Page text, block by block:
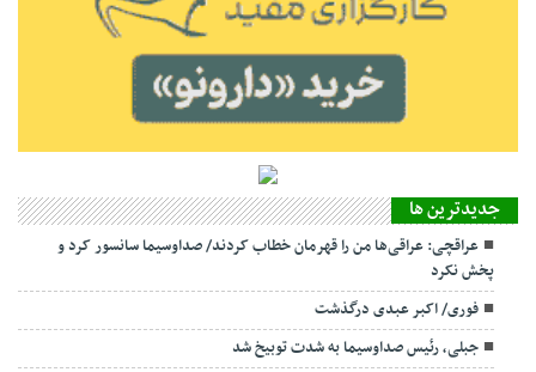
جديدترين ها
عراقچی: عراقی‌ها من را قهرمان خطاب کردند/ صداوسیما سانسور کرد و
پخش نکرد
فوری/ اکبر عبدی درگذشت
جبلی، رئیس صداوسیما به شدت توبیخ شد